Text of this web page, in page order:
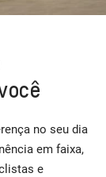
no seu dia
em faixa,
e